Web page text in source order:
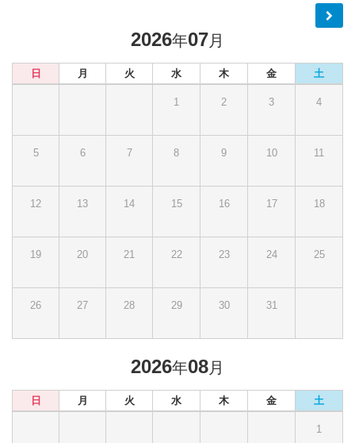
2026年07月
日 月 火 水 木 金 土
1 2 3 4
5 6 7 8 9 10 11
12 13 14 15 16 17 18
19 20 21 22 23 24 25
26 27 28 29 30 31
2026年08月
日 月 火 水 木 金 土
1